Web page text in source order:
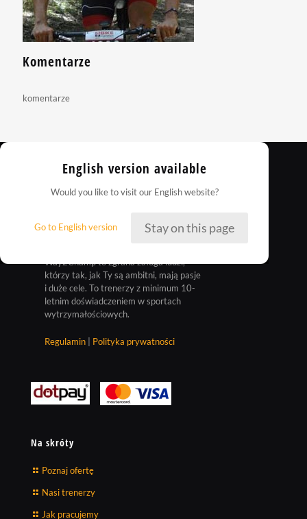
Komentarze
komentarze
Way2Champ to zgrana załoga ludzi,
którzy tak, jak Ty są ambitni, mają pasje
i duże cele. To trenerzy z minimum 10-
letnim doświadczeniem w sportach
wytrzymałościowych.
Regulamin Polityka prywatności
Na skróty
Poznaj ofertę
Nasi trenerzy
Jak pracujemy
English version available
Would you like to visit our English website?
Go to English version Stay on this page